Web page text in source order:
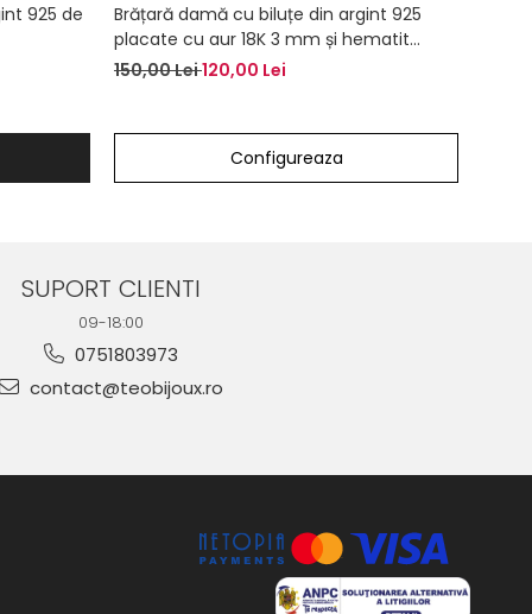
925 de
Brățară damă cu biluțe din argint 925
placate cu aur 18K 3 mm și hematit
fațetat multicolor 3 mm – Accesoriu
150,00 Lei120,00 Lei
Configureaza
SUPORT CLIENTI
09-18:00
0751803973
contact@teobijoux.ro